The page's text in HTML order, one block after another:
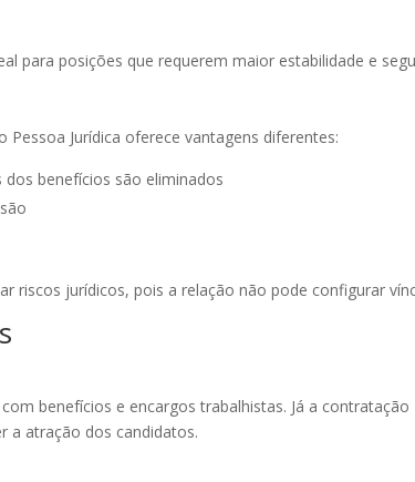
para posições que requerem maior estabilidade e
Jurídica oferece vantagens diferentes:
benefícios são eliminados
riscos jurídicos, pois a relação não pode configurar
benefícios e encargos trabalhistas. Já a
a atração dos candidatos.